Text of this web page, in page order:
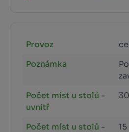
Provoz
Poznámka
Počet míst u stolů -
uvnitř
30
Počet míst u stolů -
15